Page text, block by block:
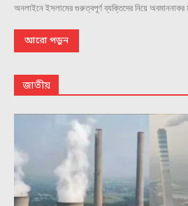
অনলাইনে ইসলামের গুরুত্বপূর্ণ ব্যক্তিদের নিয়ে অবমাননাকর
আরো পড়ুন
জাতীয়